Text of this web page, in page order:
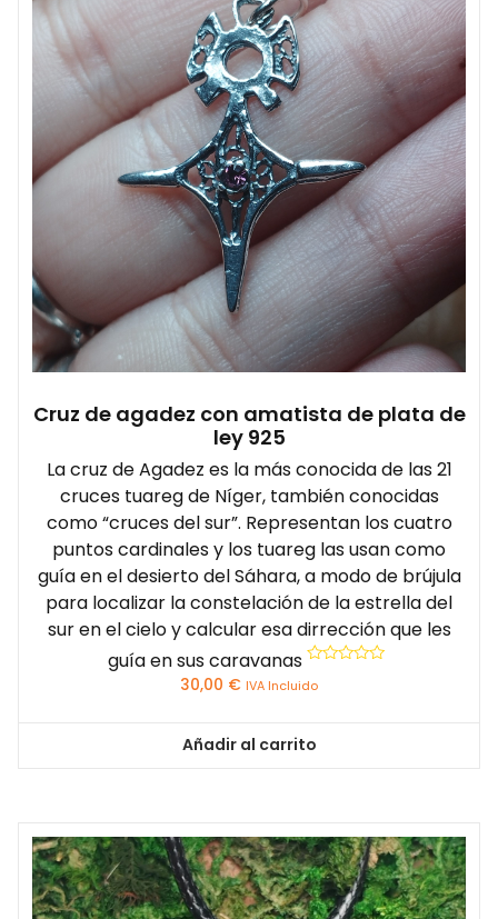
Cruz de agadez con amatista de plata de
ley 925
La cruz de Agadez es la más conocida de las 21
cruces tuareg de Níger, también conocidas
como “cruces del sur”. Representan los cuatro
puntos cardinales y los tuareg las usan como
guía en el desierto del Sáhara, a modo de brújula
para localizar la constelación de la estrella del
sur en el cielo y calcular esa dirrección que les
guía en sus caravanas
con
30,00 € IVA Incluido
Añadir al carrito